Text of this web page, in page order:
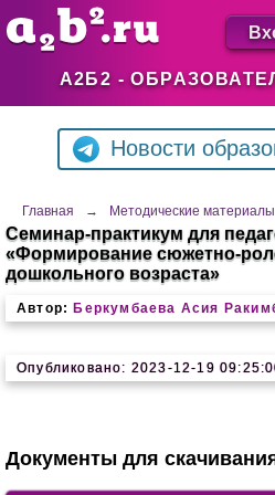
А2Б2 -
Новости
Главная → Методические материалы
Семинар-практикум для
«Формирование сюжетно-
дошкольного возраста»
Автор: Беркумбаева Асия
Опубликовано: 2023-12-19
Документы для